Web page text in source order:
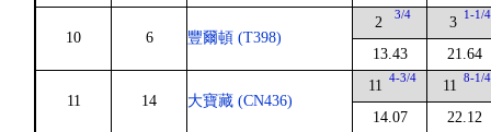
10 6 豐爾頓 (T398)
2 3/4
13.43
3 1-1/4
21.64
11 14 大寶藏 (CN436)
11 4-3/4
14.07
11 8-1/4
22.12